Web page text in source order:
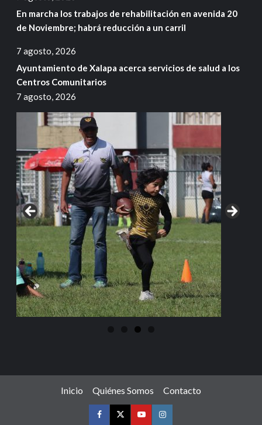
En marcha los trabajos de rehabilitación en avenida 20
de Noviembre; habrá reducción a un carril
7 agosto, 2026
Ayuntamiento de Xalapa acerca servicios de salud a los
Centros Comunitarios
7 agosto, 2026
Inicio Quiénes Somos Contacto